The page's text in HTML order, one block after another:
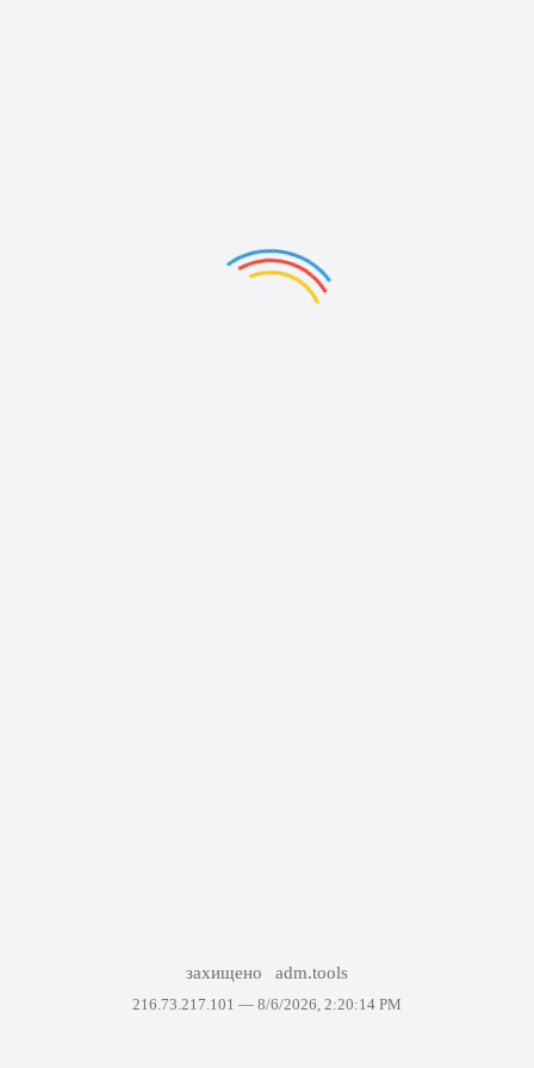
захищено adm.tools
216.73.217.101 — 8/6/2026, 2:20:14 PM